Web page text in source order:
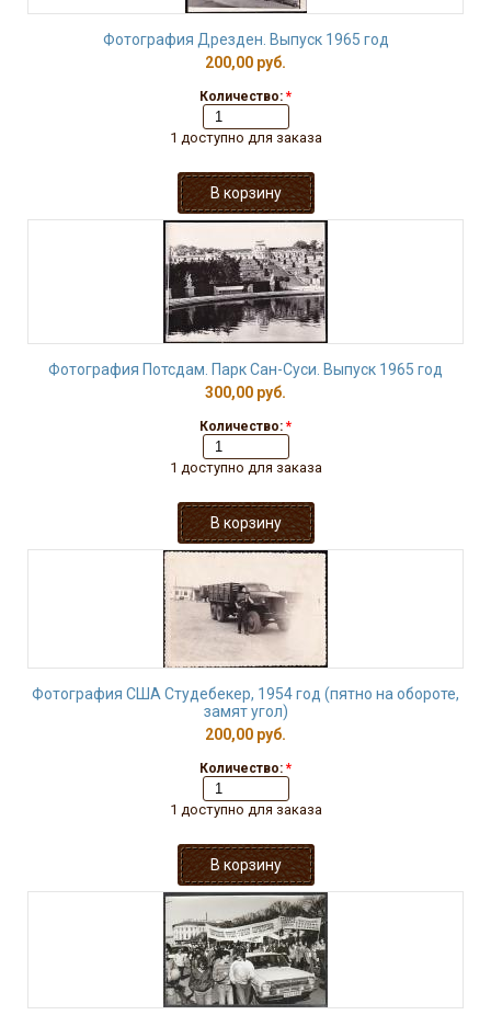
Фотография Дрезден. Выпуск 1965 год
200,00 руб.
Количество: *
1 доступно для заказа
Фотография Потсдам. Парк Сан-Суси. Выпуск 1965 год
300,00 руб.
Количество: *
1 доступно для заказа
Фотография США Студебекер, 1954 год (пятно на обороте,
замят угол)
200,00 руб.
Количество: *
1 доступно для заказа